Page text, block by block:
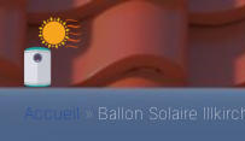
Accueil Ballon Solaire